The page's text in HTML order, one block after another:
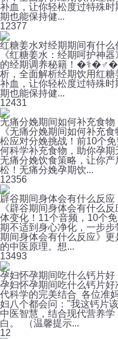
补血，让你轻松度过特殊
期也能保持健...
12377
红糖姜水对经期期间有什么
《红糖姜水：经期呵护神
的经期调养秘籍！�⚕️�♂️�
析，全面解析经期饮用红
补血，让你轻松度过特殊
期也能保持健...
12431
无痛分娩期间如何补充食物
《无痛分娩期间如何补充
松应对分娩挑战！前10个
何科学补充食物，助你孕
无痛分娩饮食策略，让你
松！无痛分娩孕期饮...
12356
辟谷期间身体会有什么反应
《辟谷期间身体会有什么
体变化！11个音频，10个
期不适到身心净化，一步
期间身体会有什么反应》
的中医原理。想...
13493
孕妇怀孕期间吃什么钙片好
孕妇怀孕期间吃什么钙片
代科学的完美结合 各位准
妇八个都会问："我这钙片
中医智慧，结合现代营养
白。 （温馨提示...
12